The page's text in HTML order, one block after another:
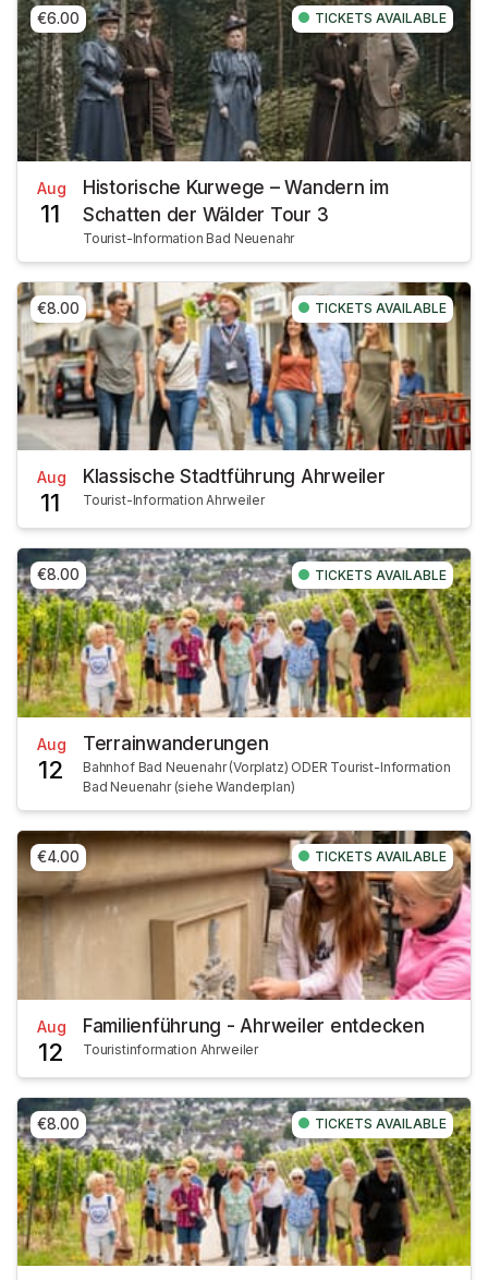
€6.00 TICKETS AVAILABLE
Aug
11
Historische Kurwege – Wandern im
Schatten der Wälder Tour 3
Tourist-Information Bad Neuenahr
€8.00 TICKETS AVAILABLE
Aug
11
Klassische Stadtführung Ahrweiler
Tourist-Information Ahrweiler
€8.00 TICKETS AVAILABLE
Aug
12
Terrainwanderungen
Bahnhof Bad Neuenahr (Vorplatz) ODER Tourist-Information
Bad Neuenahr (siehe Wanderplan)
€4.00 TICKETS AVAILABLE
Aug
12
Familienführung - Ahrweiler entdecken
Touristinformation Ahrweiler
€8.00 TICKETS AVAILABLE